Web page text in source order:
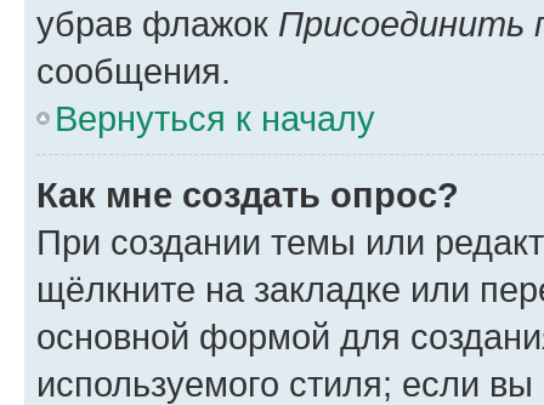
убрав флажок Присоединить
сообщения.
Вернуться к началу
Как мне создать опрос?
При создании темы или
щёлкните на закладке или
основной формой для
используемого стиля; если